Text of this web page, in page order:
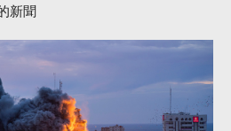
新聞